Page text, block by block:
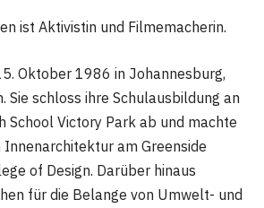
ist Aktivistin und Filmemacherin.
Oktober 1986 in Johannesburg,
Sie schloss ihre Schulausbildung an
School Victory Park ab und machte
Innenarchitektur am Greenside
of Design. Darüber hinaus
für die Belange von Umwelt- und